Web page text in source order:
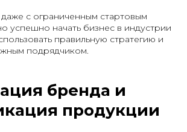
с ограниченным стартовым
успешно начать бизнес в индустрии
правильную стратегию и
подрядчиком.
бренда и
продукции